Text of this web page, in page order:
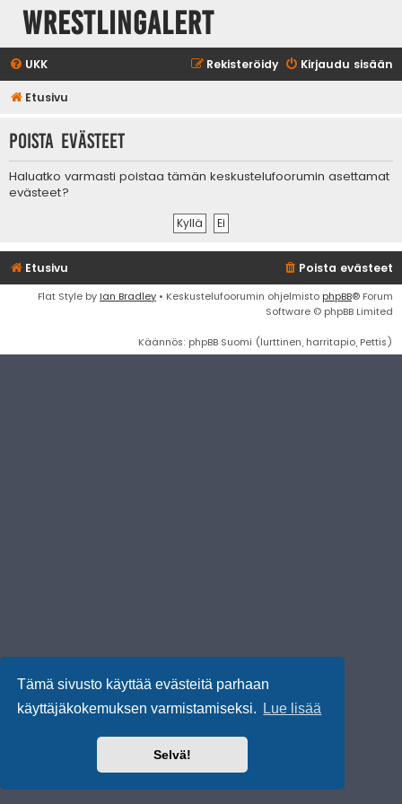
Tämä sivusto käyttää evästeitä parhaan
käyttäjäkokemuksen varmistamiseksi.
Lue lisää
Selvä!
WrestlingAlert
UKK Kirjaudu sisään
Rekisteröidy
Etusivu
Poista evästeet
Haluatko varmasti poistaa tämän keskustelufoorumin asettamat
evästeet?
Etusivu Poista evästeet
Flat Style by Ian Bradley • Keskustelufoorumin ohjelmisto phpBB® Forum
Software © phpBB Limited
Käännös: phpBB Suomi (lurttinen, harritapio, Pettis)